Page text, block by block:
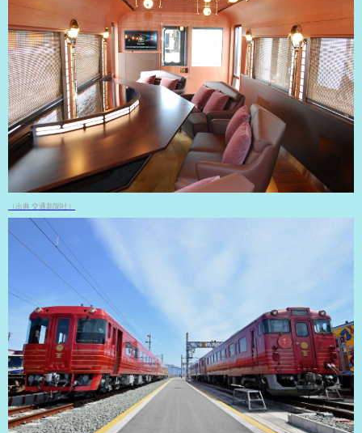
（出典 交通新聞社）